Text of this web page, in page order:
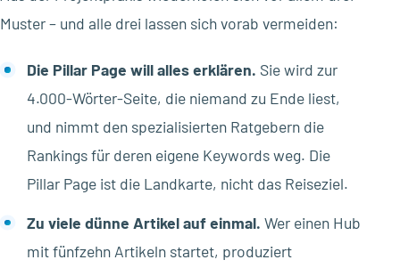
Muster – und alle drei lassen sich vorab vermeiden:
Die Pillar Page will alles erklären. Sie wird zur
4.000-Wörter-Seite, die niemand zu Ende liest,
und nimmt den spezialisierten Ratgebern die
Rankings für deren eigene Keywords weg. Die
Pillar Page ist die Landkarte, nicht das Reiseziel.
Zu viele dünne Artikel auf einmal. Wer einen Hub
mit fünfzehn Artikeln startet, produziert